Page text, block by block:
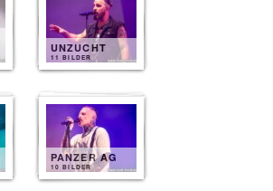
UNZUCHT
11 BILDER
PANZER AG
10 BILDER